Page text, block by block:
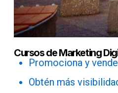
Cursos de Marketing
Promociona y
Obtén más